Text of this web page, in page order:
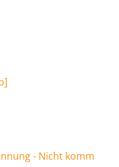
]
- Nicht komm